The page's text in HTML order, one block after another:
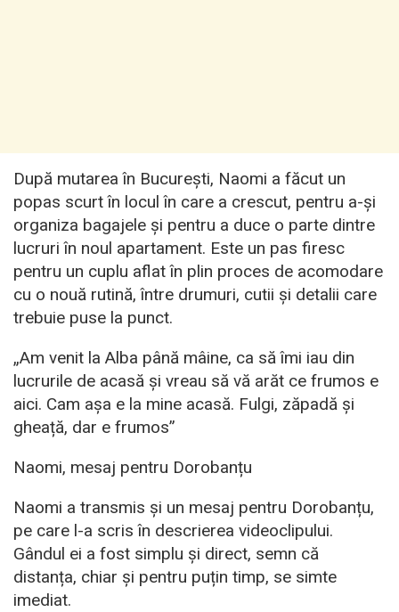
După mutarea în București, Naomi a făcut un
popas scurt în locul în care a crescut, pentru a-și
organiza bagajele și pentru a duce o parte dintre
lucruri în noul apartament. Este un pas firesc
pentru un cuplu aflat în plin proces de acomodare
cu o nouă rutină, între drumuri, cutii și detalii care
trebuie puse la punct.
„Am venit la Alba până mâine, ca să îmi iau din
lucrurile de acasă și vreau să vă arăt ce frumos e
aici. Cam așa e la mine acasă. Fulgi, zăpadă și
gheață, dar e frumos”
Naomi, mesaj pentru Dorobanțu
Naomi a transmis și un mesaj pentru Dorobanțu,
pe care l-a scris în descrierea videoclipului.
Gândul ei a fost simplu și direct, semn că
distanța, chiar și pentru puțin timp, se simte
imediat.